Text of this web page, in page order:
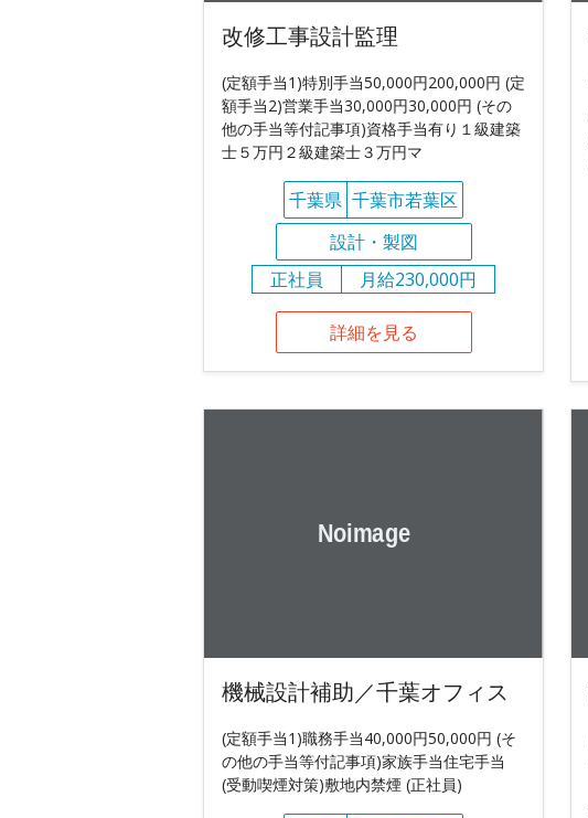
改修工事設計監理
(定額手当1)特別手当50,000円200,000円 (定
額手当2)営業手当30,000円30,000円 (その
他の手当等付記事項)資格手当有り１級建築
士５万円２級建築士３万円マ
千葉県 千葉市若葉区
設計・製図
正社員
月給230,000円
詳細を見る
機械設計補助／千葉オフィス
(定額手当1)職務手当40,000円50,000円 (そ
の他の手当等付記事項)家族手当住宅手当
(受動喫煙対策)敷地内禁煙 (正社員)